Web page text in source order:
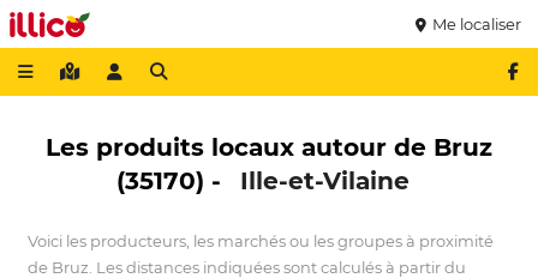
Me localiser
Les produits locaux autour de Bruz
(35170) -
Ille-et-Vilaine
Voici les producteurs, les marchés ou les groupes à proximité
de Bruz. Les distances indiquées sont calculés à partir du